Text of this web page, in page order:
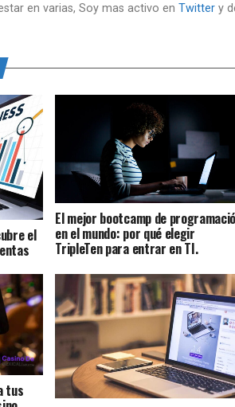
en varias, Soy mas activo en Twitter y
el
El mejor bootcamp de
en el mundo: por qué elegir
TripleTen para entrar en TI.
tus